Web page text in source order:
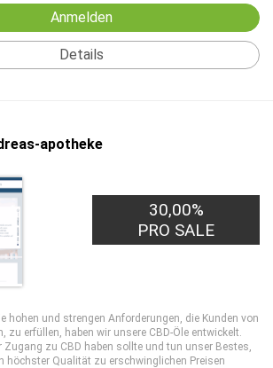
Anmelden
Details
apotheke
30,00%
PRO SALE
hohen und strengen Anforderungen, die Kunden von
zu erfüllen, haben wir unsere CBD-Öle entwickelt.
Zugang zu CBD haben sollte und tun unser Bestes,
höchster Qualität zu erschwinglichen Preisen